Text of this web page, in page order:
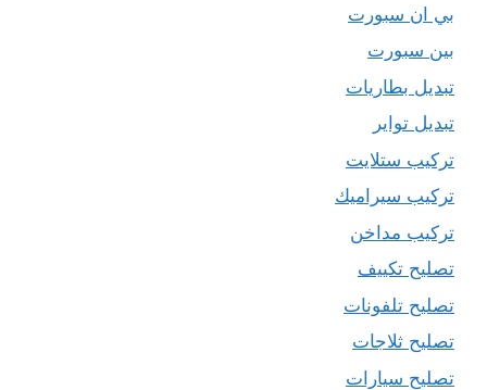
بي ان سبورت
بين سبورت
تبديل بطاريات
تبديل تواير
تركيب ستلايت
تركيب سيراميك
تركيب مداخن
تصليح تكييف
تصليح تلفونات
تصليح ثلاجات
تصليح سيارات